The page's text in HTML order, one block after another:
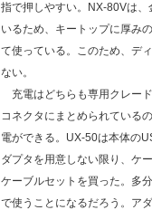
指で押しやすい。NX-80Vは
いるため、キートップに厚み
て使っている。このため、デ
ない。
充電はどちらも専用クレー
コネクタにまとめられている
電ができる。UX-50は本体の
ダプタを用意しない限り、ケ
ケーブルセットを買った。多
で使うことになるだろう。ア